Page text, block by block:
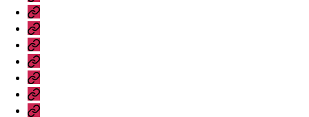
Katalóg
Vzorový
dom
Informácie
Naše
výhody
Blog
Otázky
a
Kontakt